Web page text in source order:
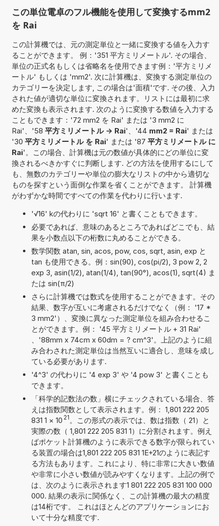
この単位電卓のフル機能を使用して変換するmm2
を Rai
この計算機では、元の測定単位と一緒に変換する値を入力す
ることができます。 例：'351 平方ミリメートル'. その場合、
単位の正式名もしくは省略名を使用できます例：'平方ミリメ
ートル' もしくは 'mm2'. 次に計算機は、変換する測定単位の
カテゴリーを決定します, この場合は'面積'です. その後、入力
された値が適切な単位に変換されます。リストには最初に求
めた変換も表示されます. 次のように変換する数値を入力する
こともできます：'72 mm2 を Rai' または '3 mm2 に
Rai'、'58 平方ミリメートル -> Rai'、'44 mm2 = Rai' または
'30 平方ミリメートル を Rai' または '87 平方ミリメートル に
Rai'。この場合、計算機は元の数値が具体的にどの単位に変
換されるべきかすぐに判断します. どの方法を使用するにして
も、無数のカテゴリーや単位の膨大なリストの中から適切な
ものを探すという面倒な作業を省くことができます。 計算機
がわずかな時間ですべての作業を代わりに行います.
'√16' kの代わりに 'sqrt 16' と書くこともできます。
必要であれば、意味のあるところであればどこでも、結
果を小数点以下の桁数に丸めることができる。
数学関数 atan, sin, acos, pow, cos, sqrt, asin, exp と
tan も使用できる。例：sin(90), cos(pi/2), 3 pow 2, 2
exp 3, asin(1/2), atan(1/4), tan(90°), acos(1), sqrt(4) ま
たは sin(π/2)
さらに計算機では数式を使用することができます。その
結果、数字が互いに考慮されるだけでなく（例： '17 *
3 mm2'）、変換に異なった測定単位を組み合わせるこ
とができます。例： '45 平方ミリメートル + 31 Rai'
、'88mm x 74cm x 60dm = ? cm^3'。上記のように組
み合わされた測定単位は当然互いに適合し、意味を成し
ている必要があります.
'4^3' の代わりに '4 exp 3' や '4 pow 3' と書くことも
できます。
「科学的記数法の数」横にチェックされている場合、答
えは指数関数として表示されます。例： 1,801 222 205
831 1 × 10 21 。この形式の表示では、数は指数（ 21）と
実際の数（ 1,801 222 205 831 1）に分割されます。例え
ばポケット計算機のように表示できる数字が限られてい
る装置の場合は1,801 222 205 831 1E+21のように表記す
る方法もあります。これにより、特に非常に大きい数値
や非常に小さい数値が読みやすくなります。上記の例で
は、次のように表示されます1 801 222 205 831 100 000
000. 結果の表示に関係なく、この計算機の最大の精度
は14桁です。 これはほとんどのアプリケーションにお
いて十分な精度です.